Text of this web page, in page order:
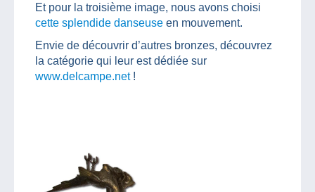
Et pour la troisième image, nous avons choisi
cette splendide danseuse en mouvement.
Envie de découvrir d’autres bronzes, découvrez
la catégorie qui leur est dédiée sur
www.delcampe.net!